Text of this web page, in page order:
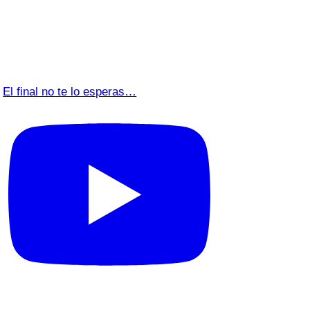
El final no te lo esperas…